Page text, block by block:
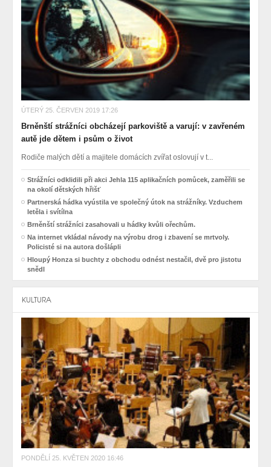
ÚTERÝ 25. ČERVEN 2019 17:26
Brněnští strážníci obcházejí parkoviště a varují: v zavřeném
autě jde dětem i psům o život
Rodiče malých dětí a majitele domácích zvířat oslovují v t...
Strážníci odklidili při akci Jehla 115 aplikačních pomůcek, zaměřili se
na okolí dětských hřišť
Partnerská hádka vyústila ve společný útok na strážníky. Vzduchem
letěla i svítílna
Brněnští strážníci zasahovali u hádky kvůli ořechům.
Na internet vkládal návody na výrobu drog i zbavení se mrtvoly.
Policisté si na autora došlápli
Hloupý Honza si buchty z obchodu odnést nestačil, dvě pro jistotu
snědl
KULTURA
PONDĚLÍ 25. KVĚTEN 2020 16:46